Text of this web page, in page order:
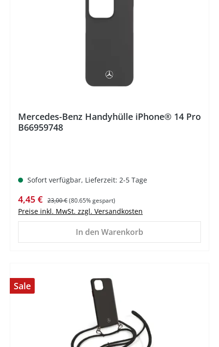
Mercedes-Benz Handyhülle iPhone® 14 Pro
B66959748
Sofort verfügbar, Lieferzeit: 2-5 Tage
Verkaufspreis:
4,45 € Regulärer Preis:
23,00 €(80.65% gespart)
Preise inkl. MwSt. zzgl. Versandkosten
In den Warenkorb
Sale